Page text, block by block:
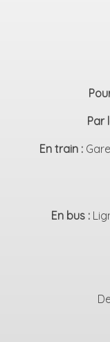
Par
En train :
En bus :
De